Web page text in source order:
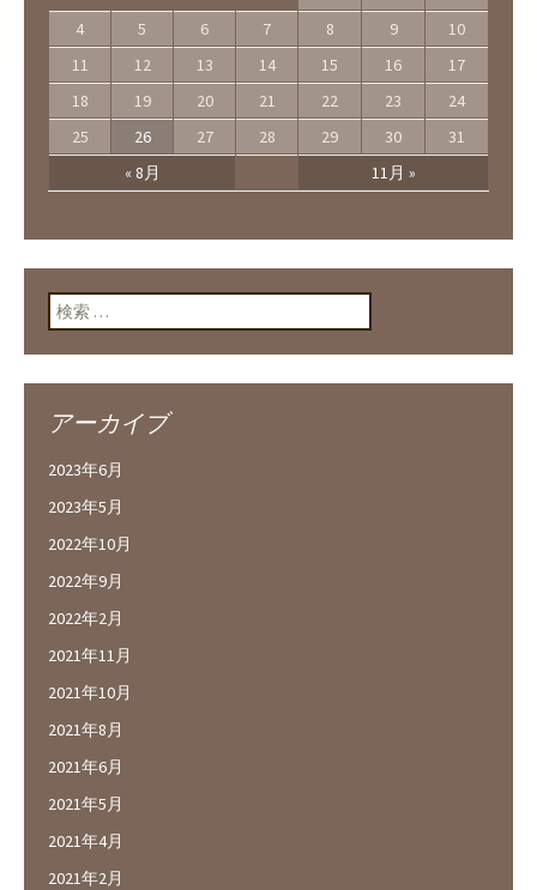
« 8月 11月 »
4
5 6 7 8 9
10
11
12 13 14 15 16
17
18
19 20 21 22 23
24
25
26 27 28 29 30 31
検索:
アーカイブ
2023年6月
2023年5月
2022年10月
2022年9月
2022年2月
2021年11月
2021年10月
2021年8月
2021年6月
2021年5月
2021年4月
2021年2月